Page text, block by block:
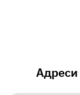
Адреси